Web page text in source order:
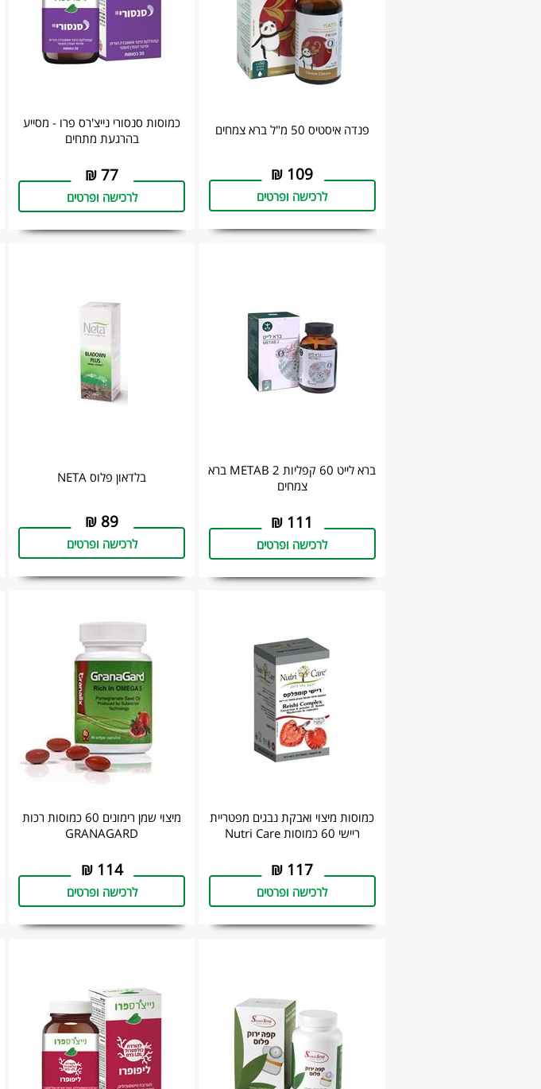
פנדה איסטיס 50 מ"ל ‏ברא צמחים
109
₪
לרכישה ופרטים
כמוסות סנסורי נייצ'רס פרו - מסייע
בהרגעת מתחים
77
₪
לרכישה ופרטים
ברא לייט 60 קפליות METAB 2 ‏ברא
צמחים
111
₪
לרכישה ופרטים
בלדאון פלוס NETA
89
₪
לרכישה ופרטים
כמוסות מיצוי ואבקת נבגים מפטריית
ריישי 60 כמוסות Nutri Care
117
₪
לרכישה ופרטים
מיצוי שמן רימונים 60 כמוסות רכות
GRANAGARD
114
₪
לרכישה ופרטים